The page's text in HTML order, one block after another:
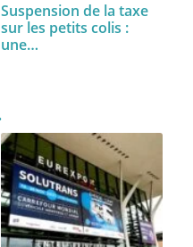
Suspension de la taxe
sur les petits colis :
une…